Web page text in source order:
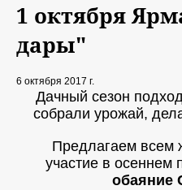
1 октября
дары"
6 октября 2017 г.
Дачный сезон
собрали урожай,
Предлагаем всем
участие в осеннем
обаяние